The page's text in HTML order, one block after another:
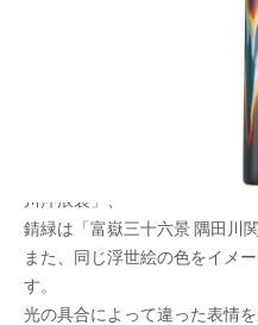
日本が誇る文化である「浮世
漆職人によって、北斎の浮世
のグラデーションが施されてい
プロデュースは文具ソムリエ
紅土は「富嶽三十六景 凱風快
川沖浪裏」、
錆緑は「富嶽三十六景 隅田川
また、同じ浮世絵の色をイメ
す。
光の具合によって違った表情